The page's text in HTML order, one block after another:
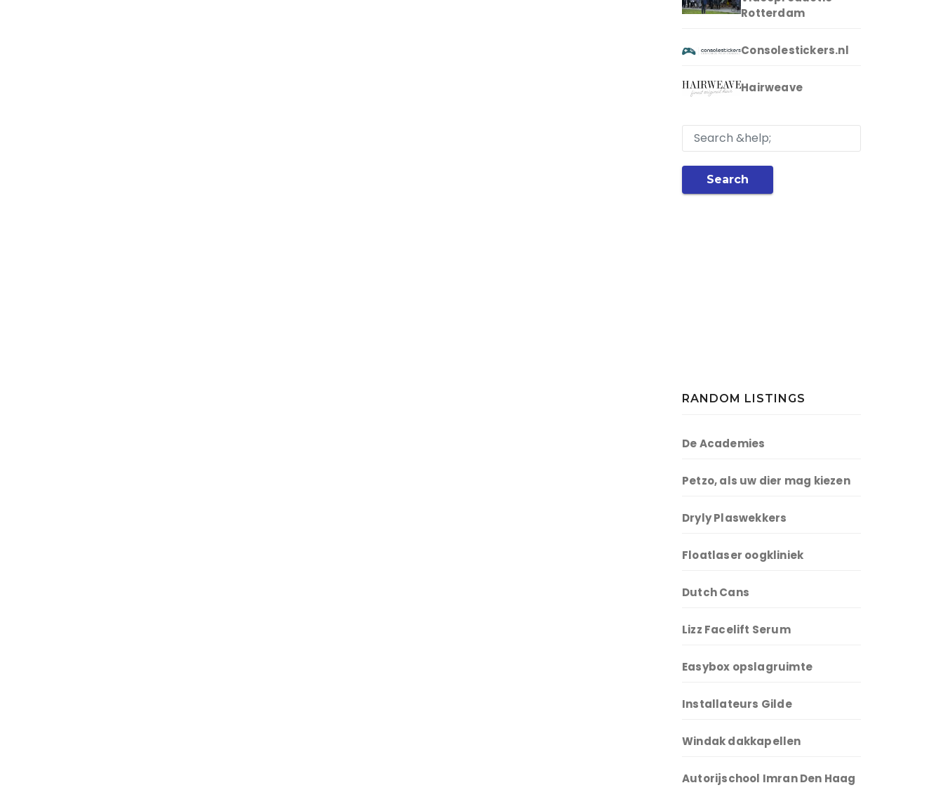
Rotterdam
Consolestickers.nl
Hairweave
Search
RANDOM LISTINGS
De Academies
Petzo, als uw dier mag kiezen
Dryly Plaswekkers
Floatlaser oogkliniek
Dutch Cans
Lizz Facelift Serum
Easybox opslagruimte
Installateurs Gilde
Windak dakkapellen
Autorijschool Imran Den Haag